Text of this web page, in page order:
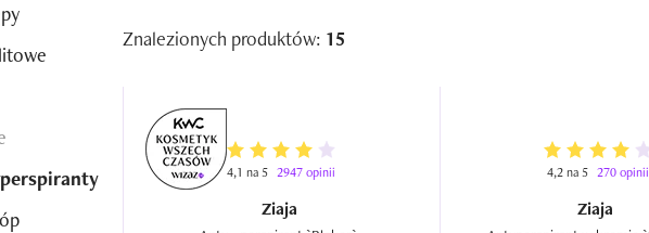
Znalezionych produktów: 15
4,1 na 5 2947 opinii
Ziaja
4,2 na 5 270 opinii
Ziaja